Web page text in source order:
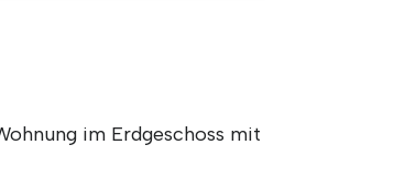
im Erdgeschoss mit